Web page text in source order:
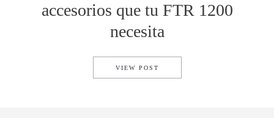
accesorios que tu FTR 1200
necesita
VIEW POST